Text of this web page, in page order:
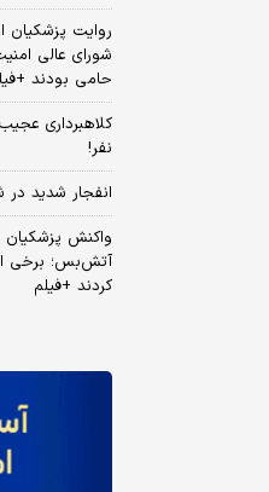
روایت پزشکیان
شورای عالی
حامی بودند
نفر!
انفجار شدید
واکنش پزشکیان
آتش‌بس؛ برخی
کردند +فیلم